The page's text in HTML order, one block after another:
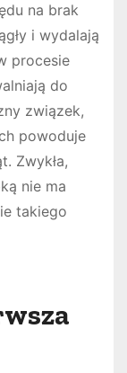
na brak
i wydalają
procesie
do
związek,
powoduje
Zwykła,
nie ma
takiego